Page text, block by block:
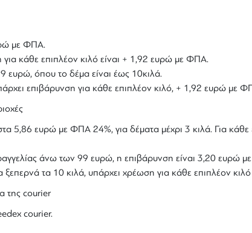
με ΦΠΑ.
κάθε επιπλέον κιλό είναι + 1,92 ευρώ με ΦΠΑ.
ευρώ, όπου το δέμα είναι έως 10κιλά.
επιβάρυνση για κάθε επιπλέον κιλό, + 1,92 ευρώ με
5,86 ευρώ με ΦΠΑ 24%, για δέματα μέχρι 3 κιλά. Για
άνω των 99 ευρώ, η επιβάρυνση είναι 3,20 ευρώ
τα 10 κιλά, υπάρχει χρέωση για κάθε επιπλέον
της courier
courier.